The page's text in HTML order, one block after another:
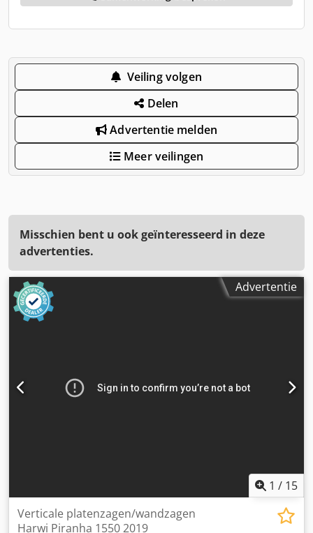
Veiling volgen
Delen
Advertentie melden
Meer veilingen
Misschien bent u ook geïnteresseerd in deze
advertenties.
Advertentie
1 / 15
Verticale platenzagen/wandzagen
Harwi Piranha 1550 2019